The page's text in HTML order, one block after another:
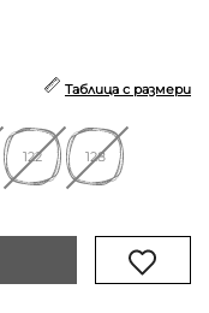
Таблица с размери
122 128